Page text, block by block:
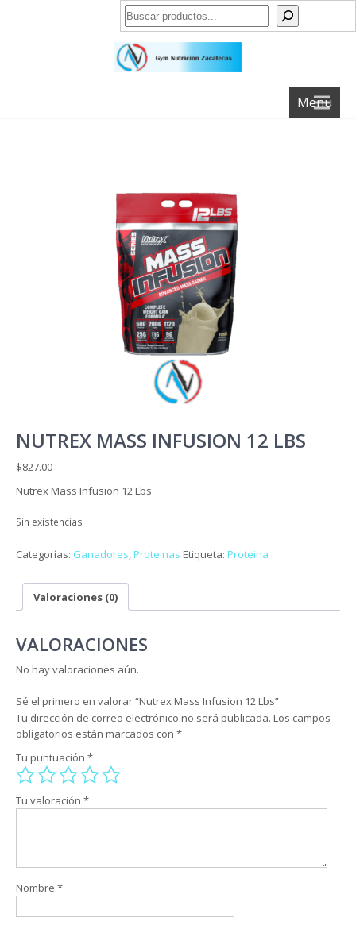
Buscar
Menu
NUTREX MASS INFUSION 12 LBS
$827.00
Nutrex Mass Infusion 12 Lbs
Sin existencias
Categorías: Ganadores,Proteinas Etiqueta: Proteina
Valoraciones (0)
VALORACIONES
No hay valoraciones aún.
Sé el primero en valorar “Nutrex Mass Infusion 12 Lbs”
Tu dirección de correo electrónico no será publicada. Los campos
obligatorios están marcados con *
Tu puntuación *
Tu valoración *
Nombre *